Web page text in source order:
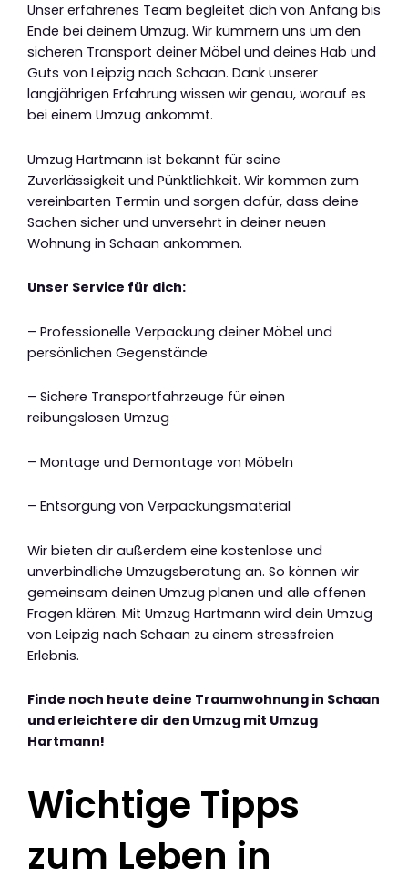
Unser erfahrenes Team begleitet dich von Anfang bis
Ende bei deinem Umzug. Wir kümmern uns um den
sicheren Transport deiner Möbel und deines Hab und
Guts von Leipzig nach Schaan. Dank unserer
langjährigen Erfahrung wissen wir genau, worauf es
bei einem Umzug ankommt.
Umzug Hartmann ist bekannt für seine
Zuverlässigkeit und Pünktlichkeit. Wir kommen zum
vereinbarten Termin und sorgen dafür, dass deine
Sachen sicher und unversehrt in deiner neuen
Wohnung in Schaan ankommen.
Unser Service für dich:
– Professionelle Verpackung deiner Möbel und
persönlichen Gegenstände
– Sichere Transportfahrzeuge für einen
reibungslosen Umzug
– Montage und Demontage von Möbeln
– Entsorgung von Verpackungsmaterial
Wir bieten dir außerdem eine kostenlose und
unverbindliche Umzugsberatung an. So können wir
gemeinsam deinen Umzug planen und alle offenen
Fragen klären. Mit Umzug Hartmann wird dein Umzug
von Leipzig nach Schaan zu einem stressfreien
Erlebnis.
Finde noch heute deine Traumwohnung in Schaan
und erleichtere dir den Umzug mit Umzug
Hartmann!
Wichtige Tipps
zum Leben in